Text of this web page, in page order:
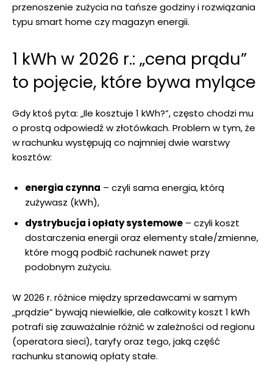
przenoszenie zużycia na tańsze godziny i rozwiązania
typu smart home czy magazyn energii.
1 kWh w 2026 r.: „cena prądu”
to pojęcie, które bywa mylące
Gdy ktoś pyta: „Ile kosztuje 1 kWh?”, często chodzi mu
o prostą odpowiedź w złotówkach. Problem w tym, że
w rachunku występują co najmniej dwie warstwy
kosztów:
energia czynna – czyli sama energia, którą
zużywasz (kWh),
dystrybucja i opłaty systemowe – czyli koszt
dostarczenia energii oraz elementy stałe/zmienne,
które mogą podbić rachunek nawet przy
podobnym zużyciu.
W 2026 r. różnice między sprzedawcami w samym
„prądzie” bywają niewielkie, ale całkowity koszt 1 kWh
potrafi się zauważalnie różnić w zależności od regionu
(operatora sieci), taryfy oraz tego, jaką część
rachunku stanowią opłaty stałe.